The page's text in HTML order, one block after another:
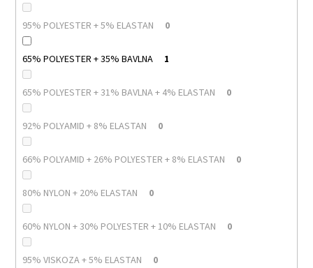
95% POLYESTER + 5% ELASTAN 0
65% POLYESTER + 35% BAVLNA 1
65% POLYESTER + 31% BAVLNA + 4% ELASTAN 0
92% POLYAMID + 8% ELASTAN 0
66% POLYAMID + 26% POLYESTER + 8% ELASTAN 0
80% NYLON + 20% ELASTAN 0
60% NYLON + 30% POLYESTER + 10% ELASTAN 0
95% VISKOZA + 5% ELASTAN 0